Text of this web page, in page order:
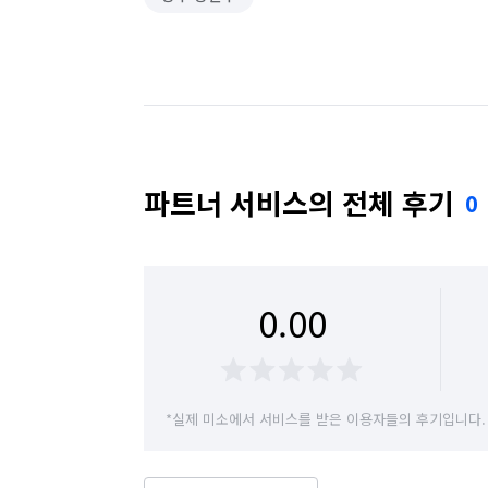
파트너 서비스의 전체 후기 0
0.00
*실제 미소에서 서비스를 받은 이용자들의 후기입니다.